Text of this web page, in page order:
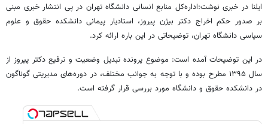
ایلنا در خبری نوشت:اداره‌کل منابع انسانی دانشگاه تهران در پی انتشار خبری مبنی
بر صدور حکم اخراج دکتر بیژن پیروز، استادیار پیمانی دانشکده حقوق و علوم
سیاسی دانشگاه تهران، توضیحاتی در این باره ارائه کرد.
در این توضیحات آمده است: موضوع پرونده تبدیل وضعیت و ترفیع دکتر پیروز از
سال ۱۳۹۵ مطرح بوده و با توجه به جوانب مختلف، در دوره‌های مدیریتی گوناگون
در دانشکده حقوق و دانشگاه مورد بررسی قرار گرفته است.